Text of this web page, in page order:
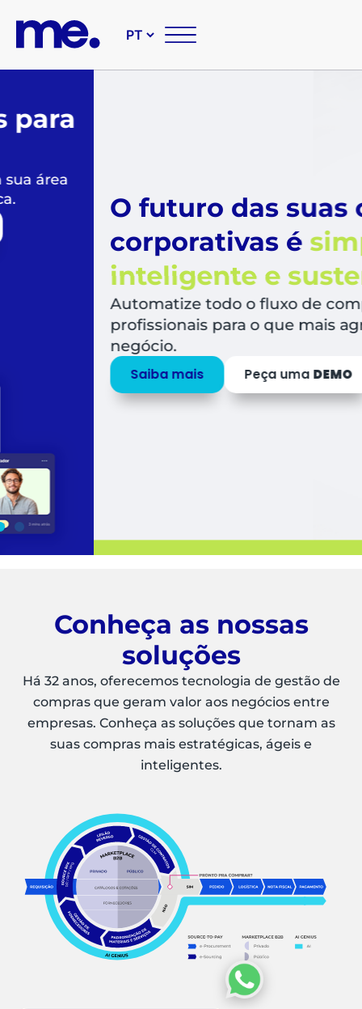
O futuro das suas
corporativas ésimples,
inteligente e sustentável
Automatize todo o fluxo de compras,
profissionais para o que mais agrega valor
Peça uma DEMO
Conheça as nossas
soluções
Há 32 anos, oferecemos tecnologia de gestão de
compras que geram valor aos negócios entre
empresas. Conheça as soluções que tornam as
suas compras mais estratégicas, ágeis e
inteligentes.